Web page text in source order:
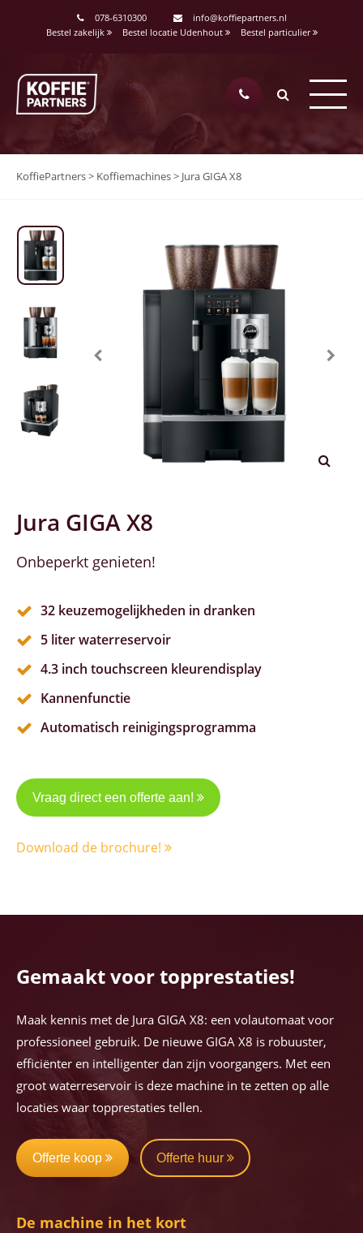
078-6310300
info@koffiepartners.nl
Bestel zakelijk
Bestel locatie Udenhout Bestel particulier
KoffiePartners> Koffiemachines> Jura GIGA X8
Jura GIGA X8
Onbeperkt genieten!
32 keuzemogelijkheden in dranken
5 liter waterreservoir
4.3 inch touchscreen kleurendisplay
Kannenfunctie
Automatisch reinigingsprogramma
Vraag direct een offerte aan!
Download de brochure!
Gemaakt voor topprestaties!
Maak kennis met de Jura GIGA X8: een volautomaat voor
professioneel gebruik. De nieuwe GIGA X8 is robuuster,
efficiënter en intelligenter dan zijn voorgangers. Met een
groot waterreservoir is deze machine in te zetten op alle
locaties waar topprestaties tellen.
Offerte koop Offerte huur
De machine in het kort